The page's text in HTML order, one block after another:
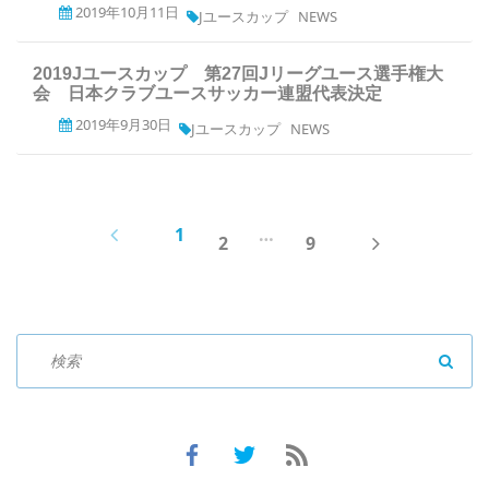
2019年10月11日 Jユースカップ NEWS
2019Jユースカップ 第27回Jリーグユース選手権大
会 日本クラブユースサッカー連盟代表決定
2019年9月30日 Jユースカップ NEWS
PREV 1 2 … 9 NEXT